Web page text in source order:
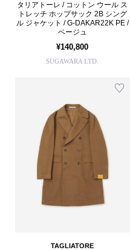
タリアトーレ / コットン ウール ス
トレッチ ホップサック 2B シング
ル ジャケット / G-DAKAR22K PE /
ベージュ
¥140,800
SUGAWARA LTD.
TAGLIATORE